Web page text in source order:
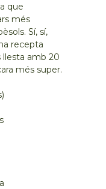
que
més
Sí, sí,
recepta
llesta amb 20
més super.